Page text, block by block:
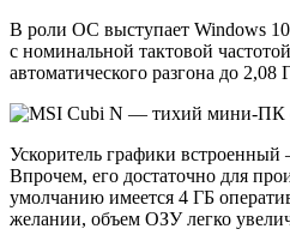
В роли ОС выступает Windows
с номинальной тактовой
автоматического разгона до 2,08
Ускоритель графики
Впрочем, его достаточно для
умолчанию имеется 4 ГБ
желании, объем ОЗУ легко